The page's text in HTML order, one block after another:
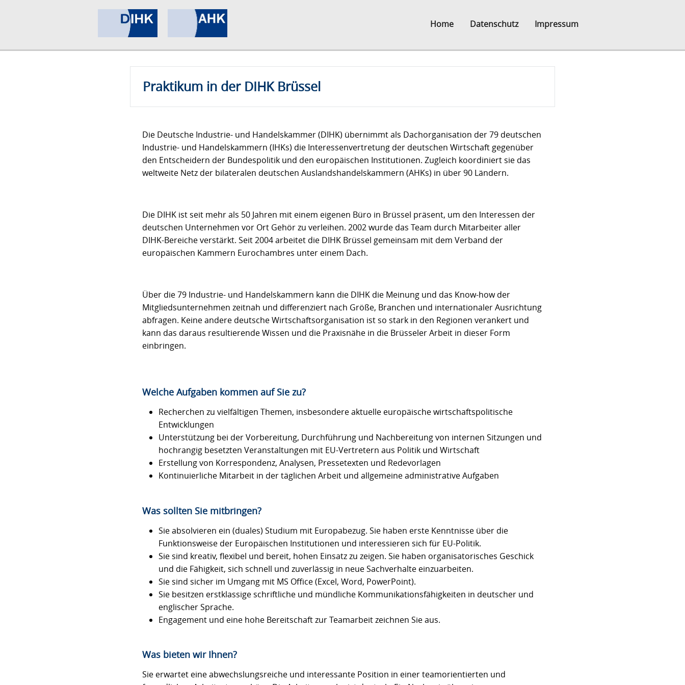
Home Datenschutz Impressum
Praktikum in der DIHK Brüssel
Die Deutsche Industrie- und Handelskammer (DIHK) übernimmt als Dachorganisation der 79 deutschen
Industrie- und Handelskammern (IHKs) die Interessenvertretung der deutschen Wirtschaft gegenüber
den Entscheidern der Bundespolitik und den europäischen Institutionen. Zugleich koordiniert sie das
weltweite Netz der bilateralen deutschen Auslandshandelskammern (AHKs) in über 90 Ländern.
Die DIHK ist seit mehr als 50 Jahren mit einem eigenen Büro in Brüssel präsent, um den Interessen der
deutschen Unternehmen vor Ort Gehör zu verleihen. 2002 wurde das Team durch Mitarbeiter aller
DIHK-Bereiche verstärkt. Seit 2004 arbeitet die DIHK Brüssel gemeinsam mit dem Verband der
europäischen Kammern Eurochambres unter einem Dach.
Über die 79 Industrie- und Handelskammern kann die DIHK die Meinung und das Know-how der
Mitgliedsunternehmen zeitnah und differenziert nach Größe, Branchen und internationaler Ausrichtung
abfragen. Keine andere deutsche Wirtschaftsorganisation ist so stark in den Regionen verankert und
kann das daraus resultierende Wissen und die Praxisnähe in die Brüsseler Arbeit in dieser Form
einbringen.
Welche Aufgaben kommen auf Sie zu?
Recherchen zu vielfältigen Themen, insbesondere aktuelle europäische wirtschaftspolitische
Entwicklungen
Unterstützung bei der Vorbereitung, Durchführung und Nachbereitung von internen Sitzungen und
hochrangig besetzten Veranstaltungen mit EU-Vertretern aus Politik und Wirtschaft
Erstellung von Korrespondenz, Analysen, Pressetexten und Redevorlagen
Kontinuierliche Mitarbeit in der täglichen Arbeit und allgemeine administrative Aufgaben
Was sollten Sie mitbringen?
Sie absolvieren ein (duales) Studium mit Europabezug. Sie haben erste Kenntnisse über die
Funktionsweise der Europäischen Institutionen und interessieren sich für EU-Politik.
Sie sind kreativ, flexibel und bereit, hohen Einsatz zu zeigen. Sie haben organisatorisches Geschick
und die Fähigkeit, sich schnell und zuverlässig in neue Sachverhalte einzuarbeiten.
Sie sind sicher im Umgang mit MS Office (Excel, Word, PowerPoint).
Sie besitzen erstklassige schriftliche und mündliche Kommunikationsfähigkeiten in deutscher und
englischer Sprache.
Engagement und eine hohe Bereitschaft zur Teamarbeit zeichnen Sie aus.
Was bieten wir Ihnen?
Sie erwartet eine abwechslungsreiche und interessante Position in einer teamorientierten und